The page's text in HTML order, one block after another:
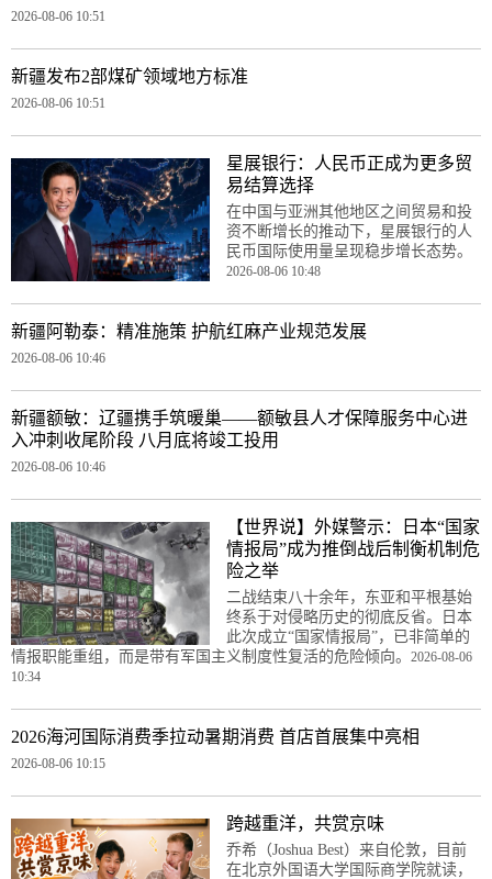
2026-08-06 10:51
新疆发布2部煤矿领域地方标准
2026-08-06 10:51
星展银行：人民币正成为更多贸
易结算选择
在中国与亚洲其他地区之间贸易和投
资不断增长的推动下，星展银行的人
民币国际使用量呈现稳步增长态势。
2026-08-06 10:48
新疆阿勒泰：精准施策 护航红麻产业规范发展
2026-08-06 10:46
新疆额敏：辽疆携手筑暖巢——额敏县人才保障服务中心进
入冲刺收尾阶段 八月底将竣工投用
2026-08-06 10:46
【世界说】外媒警示：日本“国家
情报局”成为推倒战后制衡机制危
险之举
二战结束八十余年，东亚和平根基始
终系于对侵略历史的彻底反省。日本
此次成立“国家情报局”，已非简单的
情报职能重组，而是带有军国主义制度性复活的危险倾向。 2026-08-06
10:34
2026海河国际消费季拉动暑期消费 首店首展集中亮相
2026-08-06 10:15
跨越重洋，共赏京味
乔希（Joshua Best）来自伦敦，目前
在北京外国语大学国际商学院就读，